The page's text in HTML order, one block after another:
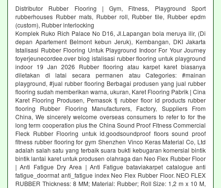
Distributor Rubber Flooring | Gym, Fitness, Playground Sport
rubberhouses Rubber mats, Rubber roll, Rubber tile, Rubber epdm
(custom), Rubber interlocking
Komplek Ruko Rich Palace No D16, Jl.Lapangan bola meruya ilir, (Di
depan Apartement Belmont kebun Jeruk), Kembangan, DKI Jakarta
Istalisasi Rubber Flooring Untuk Playground Indoor For Your Journey
foyerjeunecordee.over blog istalisasi rubber flooring untuk playground
indoor 19 Jan 2026 Rubber flooring atau karpet karet biasanya
diletakan di latai secara permanen atau Categories: #mainan
playground, #jual rubber flooring Berbagai produsen yang jual rubber
flooring sudah memberikan warna, ukuran, Karet Flooring Pabrik | Cina
Karet Flooring Produsen, Pemasok tj rubber floor id products rubber
flooring Rubber Flooring Manufacturers, Factory, Suppliers From
China, We sincerely welcome overseas consumers to refer to for the
long term cooperation plus the China Sound Proof Fitness Commercial
Fleck Rubber Flooring untuk id.goodsoundproof floors sound proof
fitness rubber flooring for gym Shenzhen Vinco Keras Material Co, Ltd
adalah salah satu yang terbaik suara bukti kebugaran komersial bintik
bintik lantai karet untuk produsen olahraga dan Neo Flex Rubber Floor
| Anti Fatigue Dry Area | Anti Fatigue bataviakarpet catalogue anti
fatigue_doormat anti_fatigue index Neo Flex Rubber Floor. NEO FLEX
RUBBER Thickness: 8 MM; Material: Rubber; Roll Size: 1,2 m x 10 M,